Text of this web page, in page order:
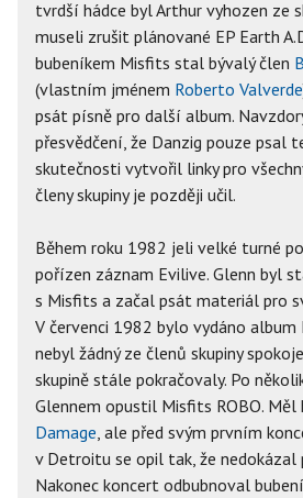
tvrdší hádce byl Arthur vyhozen ze
museli zrušit plánované EP Earth
bubeníkem Misfits stal bývalý člen
(vlastním jménem Roberto Valverde
psát písně pro další album.
přesvědčení, že Danzig pouze psal
skutečnosti vytvořil linky pro
členy skupiny je později učil.
Během roku 1982 jeli velké turné
pořízen záznam Evilive. Glenn byl
s Misfits a začal psát materiál pro
V červenci 1982 bylo vydáno album
nebyl žádný ze členů skupiny
skupině stále pokračovaly. Po
Glennem opustil Misfits ROBO. Měl
Damage, ale před svým prvním
v Detroitu se opil tak, že nedokázal
Nakonec koncert odbubnoval